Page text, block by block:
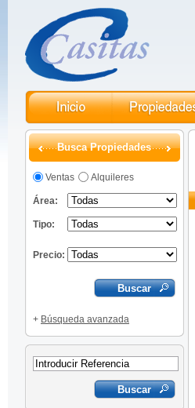
Busca Propiedades
Ventas Alquileres
Área:
Tipo:
Precio:
+ Búsqueda avanzada